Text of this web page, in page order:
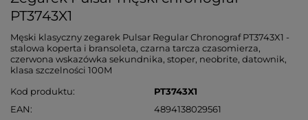
PT3743X1
Męski klasyczny zegarek Pulsar Regular Chronograf PT3743X1 -
stalowa koperta i bransoleta, czarna tarcza czasomierza,
czerwona wskazówka sekundnika, stoper, neobrite, datownik,
klasa szczelności 100M
Kod produktu
PT3743X1
EAN
4894138029561